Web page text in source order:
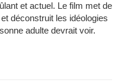
et actuel. Le film met de
déconstruit les idéologies
adulte devrait voir.